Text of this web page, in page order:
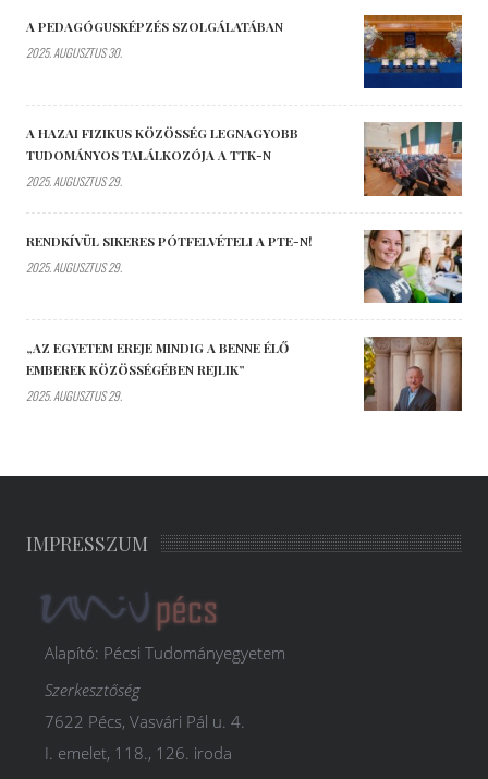
A PEDAGÓGUSKÉPZÉS SZOLGÁLATÁBAN
2025. AUGUSZTUS 30.
A HAZAI FIZIKUS KÖZÖSSÉG LEGNAGYOBB
TUDOMÁNYOS TALÁLKOZÓJA A TTK-N
2025. AUGUSZTUS 29.
RENDKÍVÜL SIKERES PÓTFELVÉTELI A PTE-N!
2025. AUGUSZTUS 29.
„AZ EGYETEM EREJE MINDIG A BENNE ÉLŐ
EMBEREK KÖZÖSSÉGÉBEN REJLIK”
2025. AUGUSZTUS 29.
IMPRESSZUM
Alapító: Pécsi Tudományegyetem
Szerkesztőség
7622 Pécs, Vasvári Pál u. 4.
I. emelet, 118., 126. iroda